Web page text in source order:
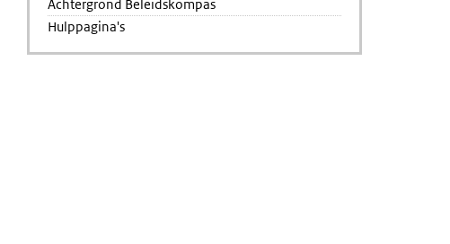
Achtergrond Beleidskompas
Hulppagina's